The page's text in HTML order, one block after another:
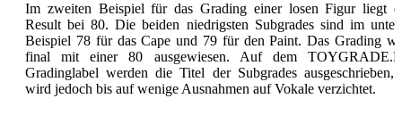
Im zweiten Beispiel für das Grading einer losen Figur liegt
Result bei 80. Die beiden niedrigsten Subgrades sind im
Beispiel 78 für das Cape und 79 für den Paint. Das Grading
final mit einer 80 ausgewiesen. Auf dem
Gradinglabel werden die Titel der Subgrades ausgeschrieben,
wird jedoch bis auf wenige Ausnahmen auf Vokale verzichtet.